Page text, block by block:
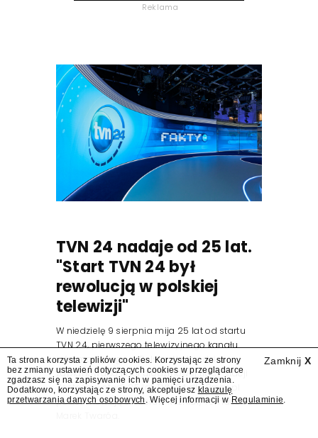
Reklama
TVN 24 nadaje od 25 lat.
"Start TVN 24 był
rewolucją w polskiej
telewizji"
W niedzielę 9 sierpnia mija 25 lat od startu
TVN 24, pierwszego telewizyjnego kanału
informacyjnego w Polsce. Na ten dzień
zaplanowano finał urodzinowej trasy stacji
"Jesteśmy stąd". 25 lat TVN 24 dla Press.pl
podsumowują Jarosław Kuźniar, Tomasz Lis i
Zamknij X
Ta strona korzysta z plików cookies. Korzystając ze strony
bez zmiany ustawień dotyczących cookies w przeglądarce
zgadzasz się na zapisywanie ich w pamięci urządzenia.
Dodatkowo, korzystając ze strony, akceptujesz klauzulę
przetwarzania danych osobowych . Więcej informacji w Regulaminie.